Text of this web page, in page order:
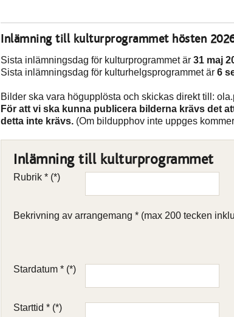
Inlämning till kulturprogrammet hösten
Sista inlämningsdag för kulturprogrammet är 31 maj
Sista inlämningsdag för kulturhelgsprogrammet är 6
Bilder ska vara högupplösta och skickas direkt till:
För att vi ska kunna publicera bilderna krävs det
detta inte krävs. (Om bildupphov inte uppges
Inlämning till kulturprogrammet
Rubrik *
Bekrivning av arrangemang * (max 200 tecken
Stardatum *
Starttid *